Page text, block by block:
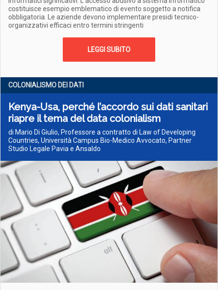
costituisce esempio emblematico di evento soggetto a notifica
obbligatoria. Le aziende devono implementare presidi tecnico-
organizzativi efficaci entro termini stringenti
LEGGI SUBITO
COLONIALISMO DEI DATI
Kenya-Usa, perché l’accordo sui dati sanitari
riapre il tema del data colonialism
di Mario Di Giulio, Professore a contratto di Law of Developing
Countries, Università Campus Bio-Medico Avvocato, Partner
Studio Legale Pavia e Ansaldo